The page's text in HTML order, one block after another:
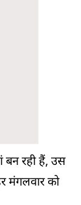
बन रही हैं, उस
मंगलवार को